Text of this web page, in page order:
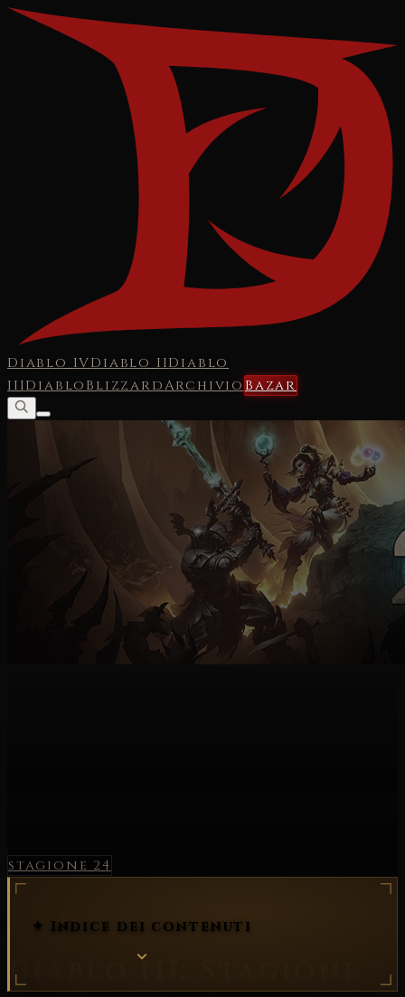
Diablo IVDiablo IIDiablo
IIIDiabloBlizzardArchivioBazar
Home/ Diablo 3
Diablo III: Stagione
stagione 24
✦ Indice dei contenuti